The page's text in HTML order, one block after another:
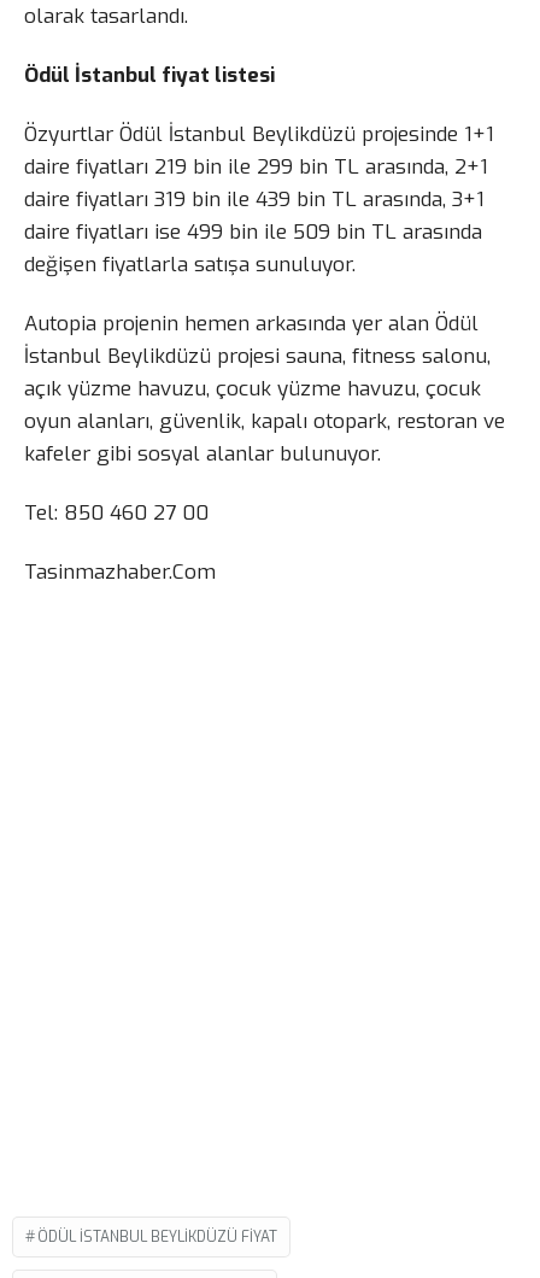
olarak tasarlandı.
Ödül İstanbul fiyat listesi
Özyurtlar Ödül İstanbul Beylikdüzü projesinde 1+1
daire fiyatları 219 bin ile 299 bin TL arasında, 2+1
daire fiyatları 319 bin ile 439 bin TL arasında, 3+1
daire fiyatları ise 499 bin ile 509 bin TL arasında
değişen fiyatlarla satışa sunuluyor.
Autopia projenin hemen arkasında yer alan Ödül
İstanbul Beylikdüzü projesi sauna, fitness salonu,
açık yüzme havuzu, çocuk yüzme havuzu, çocuk
oyun alanları, güvenlik, kapalı otopark, restoran ve
kafeler gibi sosyal alanlar bulunuyor.
Tel: 850 460 27 00
Tasinmazhaber.Com
ÖDÜL ISTANBUL BEYLIKDÜZÜ FIYAT